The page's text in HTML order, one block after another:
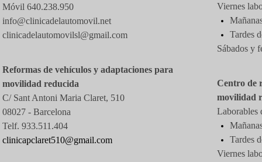
Móvil 640.238.950
info@clinicadelautomovil.net
clinicadelautomovilsl@gmail.com
Reformas de vehículos y adaptaciones para
movilidad reducida
C/ Sant Antoni Maria Claret, 510
08027 - Barcelona
Telf. 933.511.404
clinicapclaret510@gmail.com
Viernes
Tardes
Sábados y
Centro de
movilidad
Laborables
Tardes
Viernes